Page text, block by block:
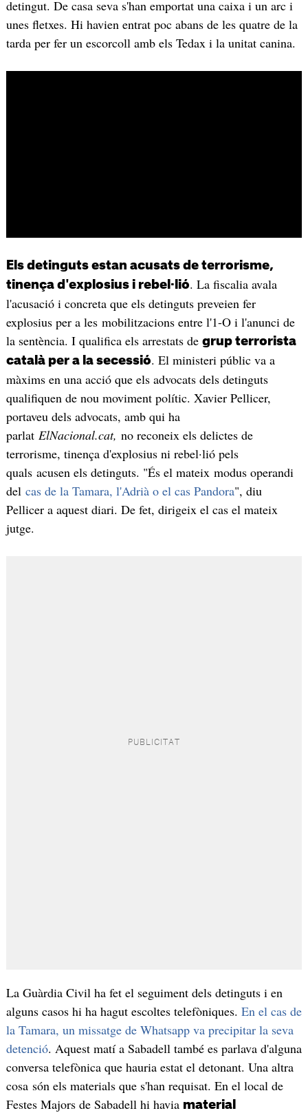
detingut. De casa seva s'han emportat una caixa i un arc i
unes fletxes. Hi havien entrat poc abans de les quatre de la
tarda per fer un escorcoll amb els Tedax i la unitat canina.
Els detinguts estan acusats de terrorisme,
tinença d'explosius i rebel·lió. La fiscalia avala
l'acusació i concreta que els detinguts preveien fer
explosius per a les mobilitzacions entre l'1-O i l'anunci de
la sentència. I qualifica els arrestats de grup terrorista
català per a la secessió. El ministeri públic va a
màxims en una acció que els advocats dels detinguts
qualifiquen de nou moviment polític. Xavier Pellicer,
portaveu dels advocats, amb qui ha
parlat ElNacional.cat, no reconeix els delictes de
terrorisme, tinença d'explosius ni rebel·lió pels
quals acusen els detinguts. "És el mateix modus operandi
del cas de la Tamara, l'Adrià o el cas Pandora", diu
Pellicer a aquest diari. De fet, dirigeix el cas el mateix
jutge.
La Guàrdia Civil ha fet el seguiment dels detinguts i en
alguns casos hi ha hagut escoltes telefòniques. En el cas de
la Tamara, un missatge de Whatsapp va precipitar la seva
detenció. Aquest matí a Sabadell també es parlava d'alguna
conversa telefònica que hauria estat el detonant. Una altra
cosa són els materials que s'han requisat. En el local de
Festes Majors de Sabadell hi havia material